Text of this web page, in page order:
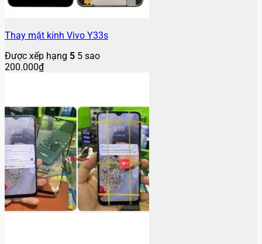
Thay mặt kính Vivo Y33s
Được xếp hạng 5 5 sao
200.000₫